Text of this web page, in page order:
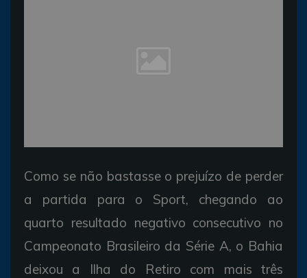
Como se não bastasse o prejuízo de perder
a partida para o Sport, chegando ao
quarto resultado negativo consecutivo no
Campeonato Brasileiro da Série A, o Bahia
deixou a Ilha do Retiro com mais três